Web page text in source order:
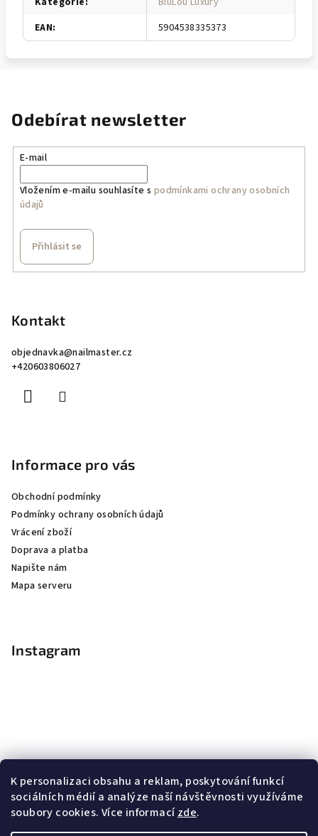
K personalizaci obsahu a reklam, poskytování funkcí
sociálních médií a analýze naší návštěvnosti využíváme
soubory cookies. Více informacízde.
EAN: 5904538335373
Odebírat newsletter
E-mail
Vložením e-mailu souhlasíte s podmínkami ochrany osobních
údajů
Přihlásit se
Kontakt
objednavka@nailmaster.cz
+420603806027
Informace pro vás
Obchodní podmínky
Podmínky ochrany osobních údajů
Vrácení zboží
Doprava a platba
Napište nám
Mapa serveru
Instagram